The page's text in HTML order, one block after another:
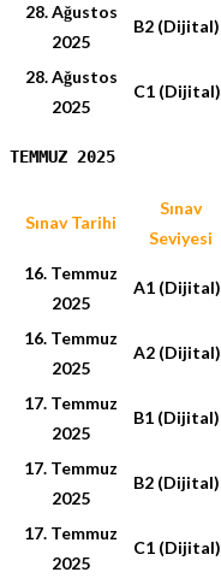
28. Ağustos
2025
B2 (Dijital)
28. Ağustos
2025
C1 (Dijital)
TEMMUZ 2025
Sınav Tarihi
Sınav
Seviyesi
16. Temmuz
2025
A1 (Dijital)
16. Temmuz
2025
A2 (Dijital)
17. Temmuz
2025
B1 (Dijital)
17. Temmuz
2025
B2 (Dijital)
17. Temmuz
2025
C1 (Dijital)